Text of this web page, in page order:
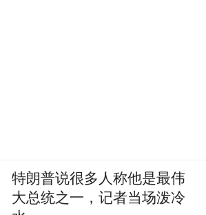
特朗普说很多人称他是最伟
大总统之一，记者当场泼冷